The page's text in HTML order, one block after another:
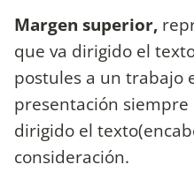
Margen superior,
que va dirigido el
postules a un trabajo
presentación siempre
dirigido el
consideración.